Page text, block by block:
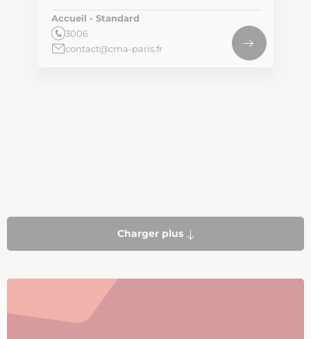
Accueil - Standard
3006
contact@cma-paris.fr
Charger plus